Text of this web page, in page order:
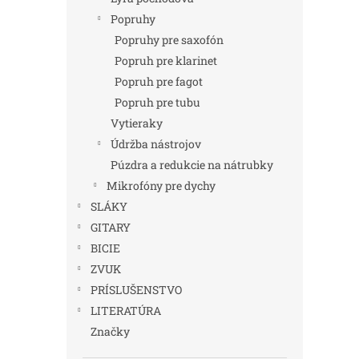
Popruhy
Popruhy pre saxofón
Popruh pre klarinet
Popruh pre fagot
Popruh pre tubu
Vytieraky
Údržba nástrojov
Púzdra a redukcie na nátrubky
Mikrofóny pre dychy
SLÁKY
GITARY
BICIE
ZVUK
PRÍSLUŠENSTVO
LITERATÚRA
Značky